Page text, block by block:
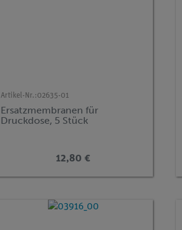
Artikel-Nr.:02635-01
Ersatzmembranen für
Druckdose, 5 Stück
12,80 €